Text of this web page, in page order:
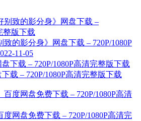
致的影分身》网盘下载 – 720P/1080P
11-05
下载 – 720P/1080P高清完整版下载
度网盘免费下载 – 720P/1080P高清完